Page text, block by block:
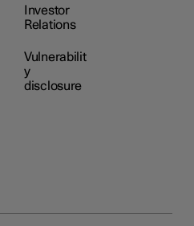
Investor
Relations
Vulnerabilit
y
disclosure